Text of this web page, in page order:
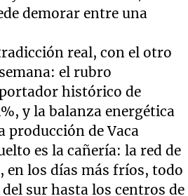
demorar entre una
real, con el otro
el rubro
histórico de
y la balanza energética
producción de Vaca
es la cañería: la red de
en los días más fríos, todo
sur hasta los centros de